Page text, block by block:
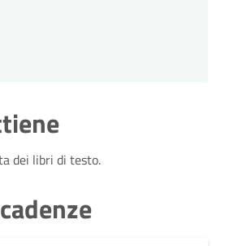
dei libri di testo.